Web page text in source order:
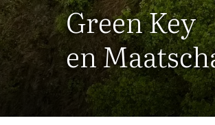
Green Key
en